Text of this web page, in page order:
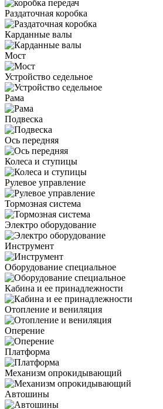
Раздаточная коробка
Карданные валы
Мост
Устройство седельное
Рама
Подвеска
Ось передняя
Колеса и ступицы
Рулевое управление
Тормозная система
Электро оборудование
Инструмент
Оборудование специальное
Кабина и ее принадлежности
Отопление и вениляция
Оперение
Платформа
Механизм опрокидывающий
Автошины